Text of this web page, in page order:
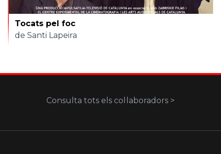
Tocats pel foc
de Santi Lapeira
Consulta tots els col·laboradors >